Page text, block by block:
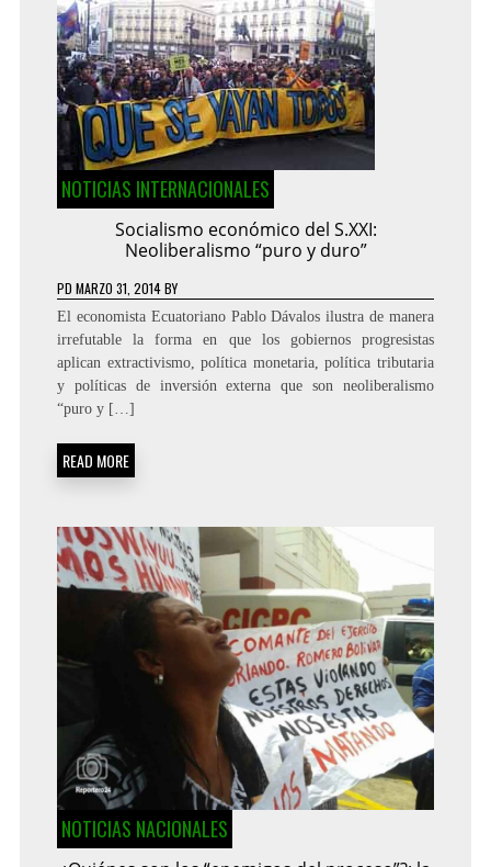
NOTICIAS INTERNACIONALES
Socialismo económico del S.XXI:
Neoliberalismo “puro y duro”
PD MARZO 31, 2014BY
El economista Ecuatoriano Pablo Dávalos ilustra de manera
irrefutable la forma en que los gobiernos progresistas
aplican extractivismo, política monetaria, política tributaria
y políticas de inversión externa que son neoliberalismo
“puro y […]
READ MORE
NOTICIAS NACIONALES